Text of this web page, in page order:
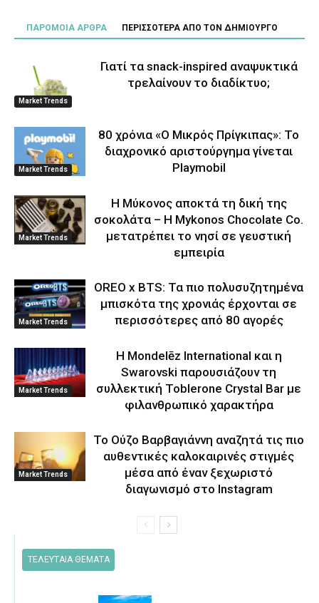
ΠΑΡΟΜΟΙΑ ΑΡΘΡΑ ΠΕΡΙΣΣΟΤΕΡΑ ΑΠΟ ΤΟΝ ΔΗΜΙΟΥΡΓΟ
Market Trends
Γιατί τα snack-inspired αναψυκτικά
τρελαίνουν το διαδίκτυο;
Market Trends
80 χρόνια «Ο Μικρός Πρίγκιπας»: Το
διαχρονικό αριστούργημα γίνεται
Playmobil
Market Trends
Η Μύκονος αποκτά τη δική της
σοκολάτα – Η Mykonos Chocolate Co.
μετατρέπει το νησί σε γευστική
εμπειρία
Market Trends
OREO x BTS: Τα πιο πολυσυζητημένα
μπισκότα της χρονιάς έρχονται σε
περισσότερες από 80 αγορές
Market Trends
Η Mondelēz International και η
Swarovski παρουσιάζουν τη
συλλεκτική Toblerone Crystal Bar με
φιλανθρωπικό χαρακτήρα
Market Trends
Το Ούζο Βαρβαγιάννη αναζητά τις πιο
αυθεντικές καλοκαιρινές στιγμές
μέσα από έναν ξεχωριστό
διαγωνισμό στο Instagram
ΤΕΛΕΥΤΑΙΑ ΘΕΜΑΤΑ